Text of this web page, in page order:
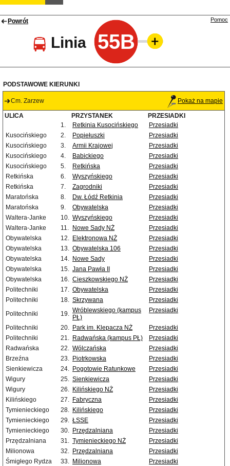
Powrót
Linia 55B
Pomoc
PODSTAWOWE KIERUNKI
Cm. Zarzew Pokaż na mapie
ULICA PRZYSTANEK
PRZESIADKI
1.
Retkinia Kusocińskiego
Przesiadki
Kusocińskiego
2. Popiełuszki
Przesiadki
Kusocińskiego
3. Armii Krajowej
Przesiadki
Kusocińskiego
4. Babickiego
Przesiadki
Kusocińskiego
5. Retkińska
Przesiadki
Retkińska
6. Wyszyńskiego
Przesiadki
Retkińska
7. Zagrodniki
Przesiadki
Maratońska
8. Dw. Łódź Retkinia
Przesiadki
Maratońska
9. Obywatelska
Przesiadki
Waltera-Janke
10. Wyszyńskiego
Przesiadki
Waltera-Janke
11. Nowe Sady NŻ
Przesiadki
Obywatelska
12. Elektronowa NŻ
Przesiadki
Obywatelska
13. Obywatelska 106
Przesiadki
Obywatelska
14. Nowe Sady
Przesiadki
Obywatelska
15. Jana Pawła II
Przesiadki
Obywatelska
16. Cieszkowskiego NŻ
Przesiadki
Politechniki
17. Obywatelska
Przesiadki
Politechniki
18. Skrzywana
Przesiadki
Politechniki
19. Wróblewskiego (kampus
PŁ)
Przesiadki
Politechniki 20. Park im. Klepacza NŻ
Przesiadki
Politechniki
21. Radwańska (kampus PŁ)
Przesiadki
Radwańska
22. Wólczańska
Przesiadki
Brzeźna
23. Piotrkowska
Przesiadki
Sienkiewicza
24. Pogotowie Ratunkowe
Przesiadki
Wigury
25. Sienkiewicza
Przesiadki
Wigury
26. Kilińskiego NŻ
Przesiadki
Kilińskiego
27. Fabryczna
Przesiadki
Tymienieckiego
28. Kilińskiego
Przesiadki
Tymienieckiego
29. ŁSSE
Przesiadki
Tymienieckiego
30. Przędzalniana
Przesiadki
Przędzalniana
31. Tymienieckiego NŻ
Przesiadki
Milionowa
32. Przędzalniana
Przesiadki
Śmigłego Rydza
33. Milionowa
Przesiadki